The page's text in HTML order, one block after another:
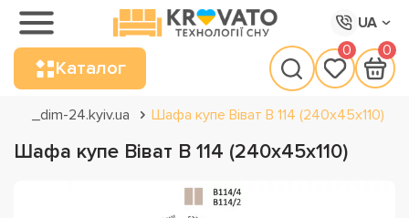
UA
Каталог
0 0
_dim-24.kyiv.ua Шафа купе Віват В 114 (240х45х110)
Шафа купе Віват В 114 (240х45х110)